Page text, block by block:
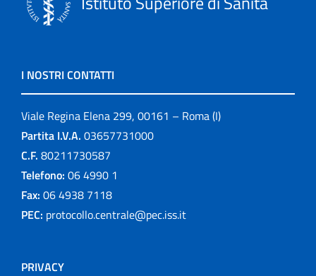
I NOSTRI CONTATTI
Viale Regina Elena 299, 00161 – Roma (I)
Partita I.V.A. 03657731000
C.F. 80211730587
Telefono: 06 4990 1
Fax: 06 4938 7118
PEC: protocollo.centrale@pec.iss.it
PRIVACY